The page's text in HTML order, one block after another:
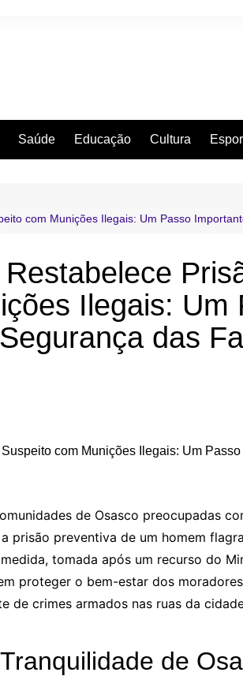
Saúde Educação Cultura
com Munições Ilegais: Um Passo
Ilegais: Um
das
de Osasco preocupadas
prisão preventiva de um homem
tomada após um recurso do
proteger o bem-estar dos
de crimes armados nas ruas da
de